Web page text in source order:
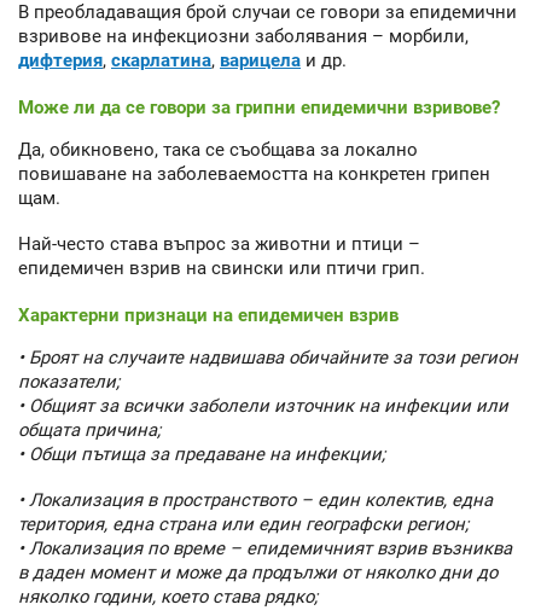
В преобладаващия брой случаи се говори за епидемични
взривове на инфекциозни заболявания – морбили,
дифтерия, скарлатина, варицела и др.
Може ли да се говори за грипни епидемични взривове?
Да, обикновено, така се съобщава за локално
повишаване на заболеваемостта на конкретен грипен
щам.
Най-често става въпрос за животни и птици –
епидемичен взрив на свински или птичи грип.
Характерни признаци на епидемичен взрив
• Броят на случаите надвишава обичайните за този регион
показатели;
• Общият за всички заболели източник на инфекции или
общата причина;
• Общи пътища за предаване на инфекции;
• Локализация в пространството – един колектив, една
територия, една страна или един географски регион;
• Локализация по време – епидемичният взрив възниква
в даден момент и може да продължи от няколко дни до
няколко години, което става рядко;